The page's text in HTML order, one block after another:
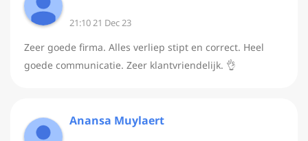
21:10 21 Dec 23
Zeer goede firma. Alles verliep stipt en correct. Heel
goede communicatie. Zeer klantvriendelijk. 👌
Anansa Muylaert